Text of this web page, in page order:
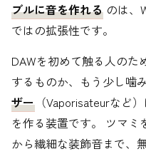
ブルに音を作れる のは、
ではの拡張性です。
DAWを初めて触る人のた
するものか、もう少し噛
ザー （Vaporisateurなど
を作る装置です。 ツマ
から繊細な装飾音まで、